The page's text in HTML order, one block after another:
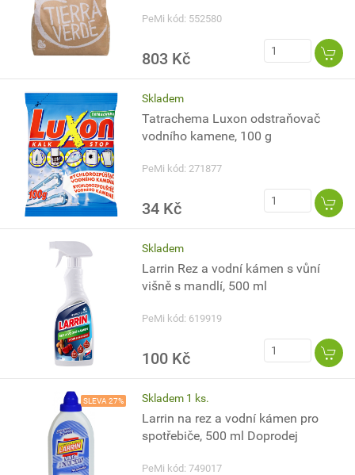
PeMi kód: 552580
803 Kč
Skladem
Tatrachema Luxon odstraňovač
vodního kamene, 100 g
PeMi kód: 271877
34 Kč
Skladem
Larrin Rez a vodní kámen s vůní
višně s mandlí, 500 ml
PeMi kód: 619919
100 Kč
SLEVA 27% Skladem 1 ks.
Larrin na rez a vodní kámen pro
spotřebiče, 500 ml Doprodej
PeMi kód: 749017